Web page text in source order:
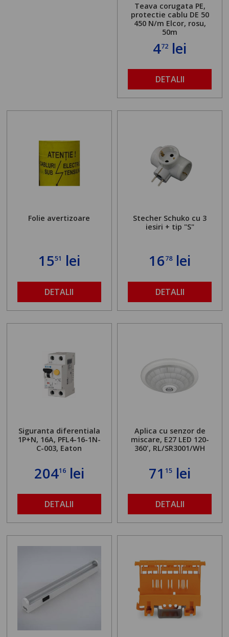
Teava corugata PE,
protectie cablu DE 50
450 N/m Elcor, rosu,
50m
472 lei
DETALII
Folie avertizoare
1551 lei
DETALII
Stecher Schuko cu 3
iesiri + tip "S"
1678lei
DETALII
Siguranta diferentiala
1P+N, 16A, PFL4-16-1N-
C-003, Eaton
20416lei
DETALII
Aplica cu senzor de
miscare, E27 LED 120-
360', RL/SR3001/WH
7115 lei
DETALII